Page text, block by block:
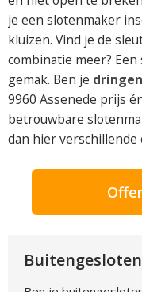
je een slotenmaker
kluizen. Vind je de
combinatie meer?
gemak. Ben je
9960 Assenede prijs
betrouwbare
dan hier verschillende
Buitengesloten